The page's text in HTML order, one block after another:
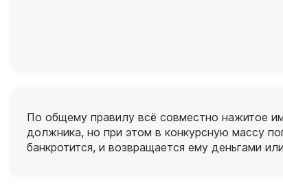
По общему правилу всё совместно нажитое
должника, но при этом в конкурсную массу
банкротится, и возвращается ему деньгами